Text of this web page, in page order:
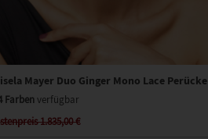
Mayer Duo Ginger Mono Lace Perücke
Farbenverfügbar
1.835,00 €